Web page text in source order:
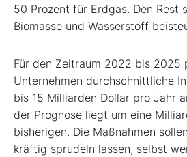
50 Prozent für Erdgas. Den Rest
Biomasse und Wasserstoff
Für den Zeitraum 2022 bis 2025
Unternehmen durchschnittliche
bis 15 Milliarden Dollar pro Jahr
der Prognose liegt um eine
bisherigen. Die Maßnahmen
kräftig sprudeln lassen, selbst